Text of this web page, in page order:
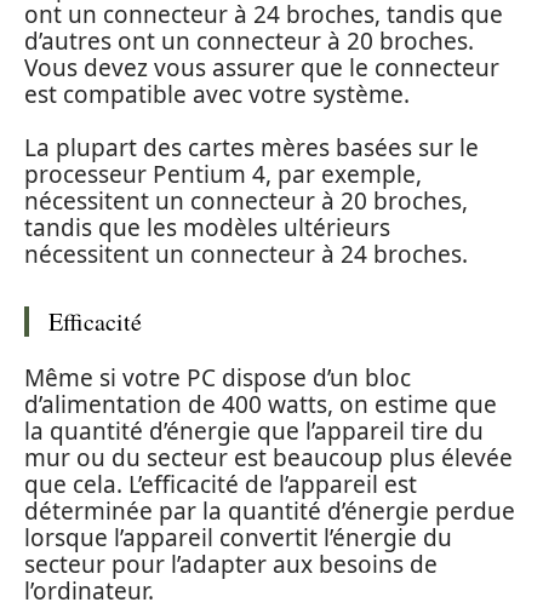
ont un connecteur à 24 broches, tandis que
d’autres ont un connecteur à 20 broches.
Vous devez vous assurer que le connecteur
est compatible avec votre système.
La plupart des cartes mères basées sur le
processeur Pentium 4, par exemple,
nécessitent un connecteur à 20 broches,
tandis que les modèles ultérieurs
nécessitent un connecteur à 24 broches.
Efficacité
Même si votre PC dispose d’un bloc
d’alimentation de 400 watts, on estime que
la quantité d’énergie que l’appareil tire du
mur ou du secteur est beaucoup plus élevée
que cela. L’efficacité de l’appareil est
déterminée par la quantité d’énergie perdue
lorsque l’appareil convertit l’énergie du
secteur pour l’adapter aux besoins de
l’ordinateur.